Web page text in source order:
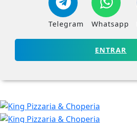
Telegram Whatsapp
ENTRAR